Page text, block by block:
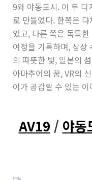
9와 야동도시. 이 두
로 만들었다. 한쪽은
었고, 다른 쪽은 독특
여정을 기록하며, 상상
의 따뜻한 빛, 일본의
아마추어의 꿈, VR의
이가 공감할 수 있는
AV19 / 야동